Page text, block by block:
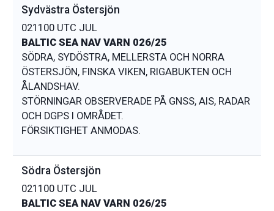
Sydvästra Östersjön
021100 UTC JUL
BALTIC SEA NAV VARN 026/25
SÖDRA, SYDÖSTRA, MELLERSTA OCH NORRA
ÖSTERSJÖN, FINSKA VIKEN, RIGABUKTEN OCH
ÅLANDSHAV.
STÖRNINGAR OBSERVERADE PÅ GNSS, AIS, RADAR
OCH DGPS I OMRÅDET.
Södra Östersjön
021100 UTC JUL
BALTIC SEA NAV VARN 026/25